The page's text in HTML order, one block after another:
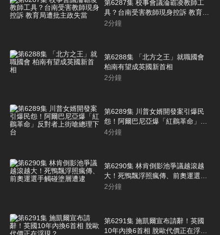
第6287集 校事會議淪霸凌教師工
具？台南受害教師現身控訴 教育局
遭批主政失當
2分鐘
第6288集 「北方之王」就職國會
柏南有望成英國新首相
2分鐘
第6289集 川普女婿開發案引爆民
怨！阿爾巴尼亞爆「紅鸛革命」反
對者上街嗆總理下台
4分鐘
第6290集 林肯倒影池爭議越滾越
大！死鴨飄浮照瘋傳、前奧運選手
觸碰塗層遭逮
2分鐘
第6291集 施凱爾宣布請辭！英國
10年內換6首相 脫歐代價正在浮